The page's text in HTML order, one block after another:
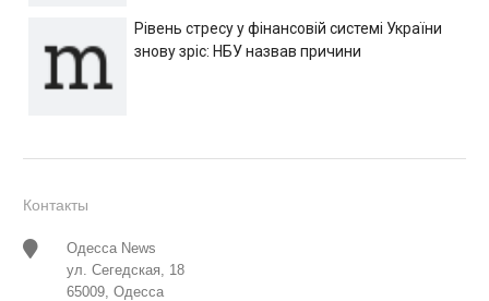
Рівень стресу у фінансовій системі України
знову зріс: НБУ назвав причини
Контакты
Одесса News
ул. Сегедская, 18
65009, Одесса